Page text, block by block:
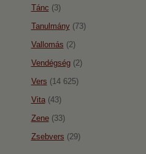
Tánc (3)
Tanulmány(73)
Vallomás (2)
Vendégség(2)
Vers (14 625)
Vita(43)
Zene(33)
Zsebvers (29)